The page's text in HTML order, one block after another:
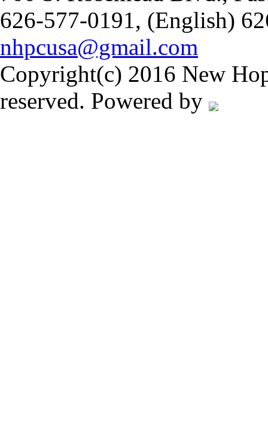
626-577-0191, (English)
nhpcusa@gmail.com
Copyright(c) 2016 New
reserved. Powered by